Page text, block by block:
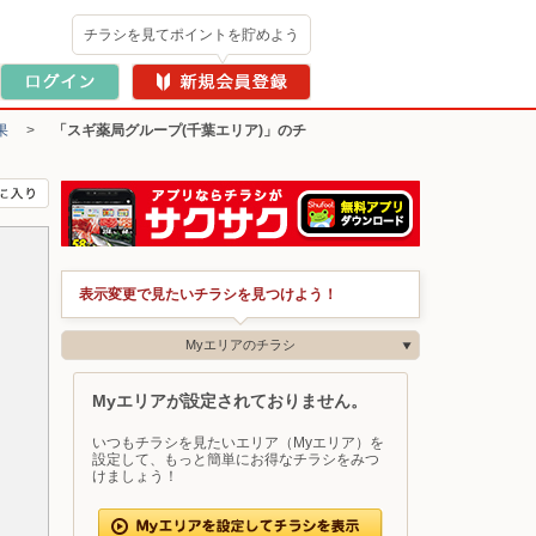
チラシを見てポイントを貯めよう
> 「スギ薬局グループ(千葉エリア)」のチ
表示変更で見たいチラシを見つけよう！
Myエリアのチラシ
Myエリアが設定されておりません。
いつもチラシを見たいエリア（Myエリア）を
設定して、もっと簡単にお得なチラシをみつ
けましょう！